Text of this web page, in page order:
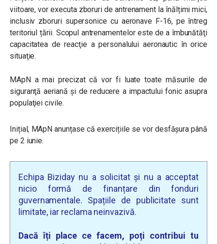
viitoare, vor executa zboruri de antrenament la înălțimi mici,
inclusiv zboruri supersonice cu aeronave F-16, pe întreg
teritoriul țării. Scopul antrenamentelor este de a îmbunătăţi
capacitatea de reacţie a personalului aeronautic în orice
situaţie.
MApN a mai precizat că vor fi luate toate măsurile de
siguranţă aeriană şi de reducere a impactului fonic asupra
populaţiei civile.
Inițial, MApN anunțase că exercițiile se vor desfășura până
pe 2 iunie.
Echipa Biziday nu a solicitat și nu a acceptat
nicio formă de finanțare din fonduri
guvernamentale. Spațiile de publicitate sunt
limitate, iar reclama neinvazivă.
Dacă îți place ce facem, poți contribui tu